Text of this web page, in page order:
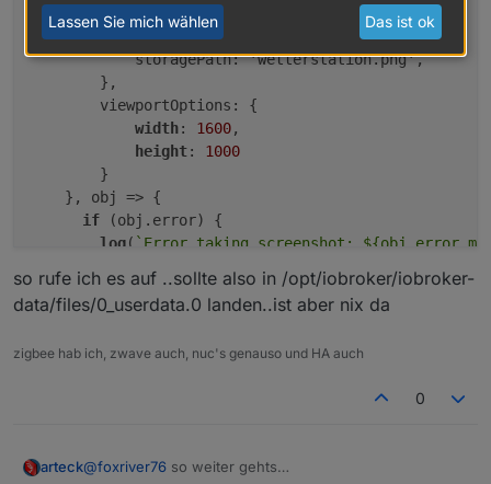
        },
        ioBrokerOptions: {
            storagePath: 'wetterstation.png',
        },
        viewportOptions: {
width: 1600,
height: 1000
        }
    }, obj => {
if (obj.error) {
log( `Error taking screenshot:
// the binary representation of the image
log(`Sucessfully took screenshot:
so rufe ich es auf ..sollte also in /opt/iobroker/iobroker-
data/files/0_userdata.0 landen..ist aber nix da
zigbee hab ich, zwave auch, nuc's genauso und HA auch
0
arteck@foxriver76 so weiter gehts
Lassen Sie mich wählen Das ist ok